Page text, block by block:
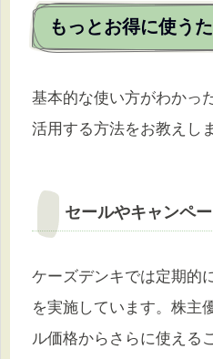
もっとお得に使う
基本的な使い方がわかっ
活用する方法をお教えし
セールやキャンペ
ケーズデンキでは定期的
を実施しています。株主
ル価格からさらに使える